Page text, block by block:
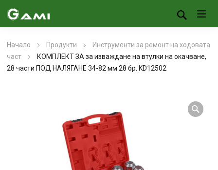
Начало Продукти
Инструменти за ремонт на ходовата
част
КОМПЛЕКТ ЗА за изваждане на втулки на окачване,
28 части ПОД НАЛЯГАНЕ 34-82 мм 28 бр. KD12502